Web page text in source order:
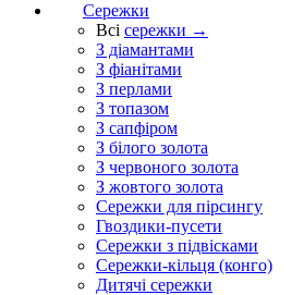
Сережки
Всі сережки →
З діамантами
З фіанітами
З перлами
З топазом
З сапфіром
З білого золота
З червоного золота
З жовтого золота
Сережки для пірсингу
Гвоздики-пусети
Сережки з підвісками
Сережки-кільця (конго)
Дитячі сережки